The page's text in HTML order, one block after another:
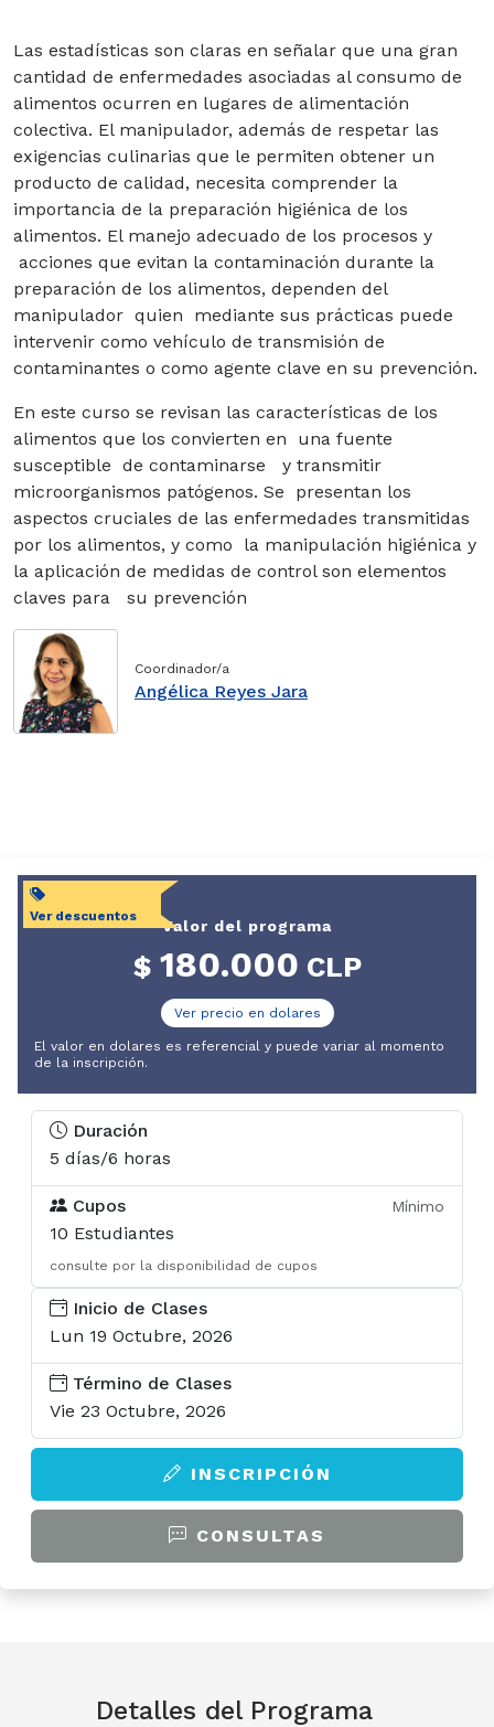
Genética
Nutrición y Salud
Salud Pública
Cursos
Diplomas
Magísteres
Programas
especialización
Doctorados
Doctorado en
Nutrición
Doctorado en
Acuicultura
Doctorado en
Ciencias
Silvoagropecuarias
y Veterinarias
Aula virtual
U-Tesis
Las estadísticas son claras en señalar que una gran
cantidad de enfermedades asociadas al consumo de
alimentos ocurren en lugares de alimentación
colectiva. El manipulador, además de respetar las
exigencias culinarias que le permiten obtener un
producto de calidad, necesita comprender la
importancia de la preparación higiénica de los
alimentos. El manejo adecuado de los procesos y
acciones que evitan la contaminación durante la
preparación de los alimentos, dependen del
manipulador quien mediante sus prácticas puede
intervenir como vehículo de transmisión de
contaminantes o como agente clave en su prevención.
En este curso se revisan las características de los
alimentos que los convierten en una fuente
susceptible de contaminarse y transmitir
microorganismos patógenos. Se presentan los
aspectos cruciales de las enfermedades transmitidas
por los alimentos, y como la manipulación higiénica y
la aplicación de medidas de control son elementos
claves para su prevención
Coordinador/a
Angélica Reyes Jara
Valor del programa
$ 180.000 CLP
Ver precio en dolares
Ver descuentos
El valor en dolares es referencial y puede variar al momento
de la inscripción.
Duración
5 días/6 horas
Cupos Mínimo
10 Estudiantes
consulte por la disponibilidad de cupos
Inicio de Clases
Lun 19 Octubre, 2026
Término de Clases
Vie 23 Octubre, 2026
INSCRIPCIÓN
CONSULTAS
Detalles del Programa